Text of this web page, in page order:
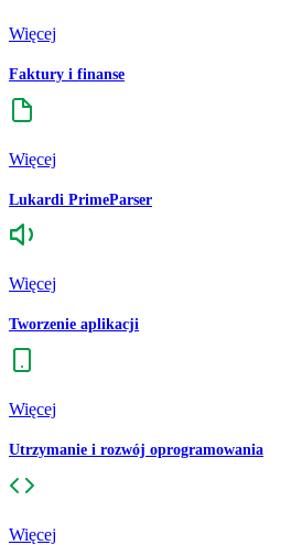
Więcej
Faktury i finanse
Więcej
Lukardi PrimeParser
Więcej
Tworzenie aplikacji
Więcej
Utrzymanie i rozwój oprogramowania
Więcej